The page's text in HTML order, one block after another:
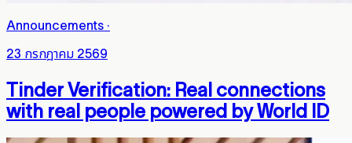
Announcements ·
23 กรกฎาคม 2569
Tinder Verification: Real connections
with real people powered by World ID